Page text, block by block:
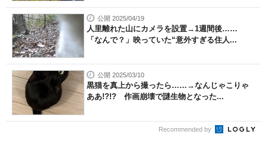
公開 2025/04/19
人里離れた山にカメラを設置→1週間後……
「なんで？」映っていた“意外すぎる住人...
公開 2025/03/10
黒猫を真上から撮ったら……→なんじゃこりゃ
ああ!?!? 作画崩壊で謎生物となった...
Recommended by